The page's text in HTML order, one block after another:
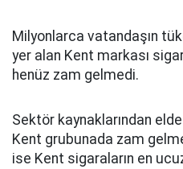
Milyonlarca vatandaşın
yer alan Kent markası
henüz zam gelmedi.
Sektör kaynaklarından
Kent grubunada zam
ise Kent sigaraların en